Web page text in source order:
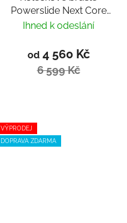
Powerslide Next Core
Black 100 Trinity
Ihned k odeslání
od4 560 Kč
6 599 Kč
VÝPRODEJ
DOPRAVA ZDARMA